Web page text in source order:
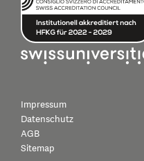
Impressum
Datenschutz
AGB
Sitemap